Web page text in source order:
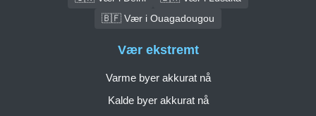
🇧🇫 Vær i Ouagadougou
Vær ekstremt
Varme byer akkurat nå
Kalde byer akkurat nå